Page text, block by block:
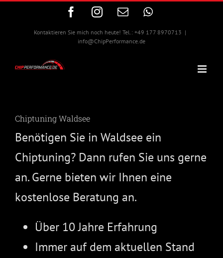
FacebookInstagram
E-
WhatsApp
Kontaktieren Sie mich noch heute! Tel.: +49 177 8970713 |
info@ChipPerformance.de
Chiptuning Waldsee
Benötigen Sie in Waldsee ein
Chiptuning? Dann rufen Sie uns gerne
an. Gerne bieten wir Ihnen eine
kostenlose Beratung an.
Über 10 Jahre Erfahrung
Immer auf dem aktuellen Stand